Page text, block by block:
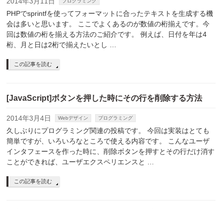
PHPでsprintfを使ってフォーマットに合ったテキストを生成する機
会は多いと思います。 ここでよくあるのが数値の桁揃えです。今
回は数値の桁を揃える方法のご紹介です。 例えば、日付を年は4
桁、月と日は2桁で揃えたいとし …
この記事を読む
[JavaScript]ボタンを押した時にその行を削除する方法
2014年3月4日 Webデザイン プログラミング
久しぶりにプログラミング関連の投稿です。 今回は実装はとても
簡単ですが、いろいろなところで使える内容です。 こんなユーザ
インタフェースを作った時に、削除ボタンを押すとその行だけ消す
ことができれば、ユーザエクスペリエンスと …
この記事を読む